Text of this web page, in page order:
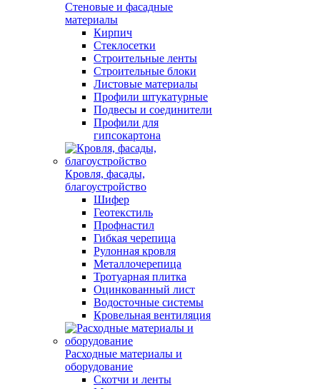
Стеновые и фасадные
материалы
Кирпич
Стеклосетки
Строительные ленты
Строительные блоки
Листовые материалы
Профили штукатурные
Подвесы и соединители
Профили для
гипсокартона
Кровля, фасады,
благоустройство
Шифер
Геотекстиль
Профнастил
Гибкая черепица
Рулонная кровля
Металлочерепица
Тротуарная плитка
Оцинкованный лист
Водосточные системы
Кровельная вентиляция
Расходные материалы и
оборудование
Скотчи и ленты